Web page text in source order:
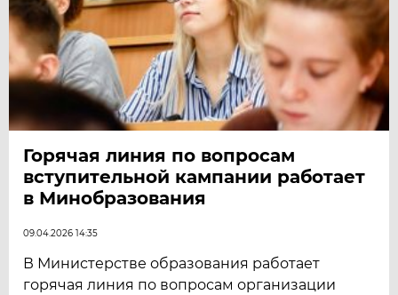
Горячая линия по вопросам
вступительной кампании работает
в Минобразования
09.04.2026 14:35
В Министерстве образования работает
горячая линия по вопросам организации